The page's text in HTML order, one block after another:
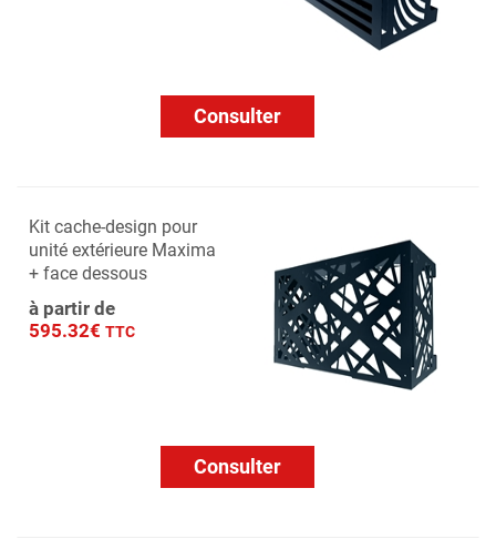
Consulter
Kit cache-design pour
unité extérieure Maxima
+ face dessous
à partir de
595.32€ TTC
Consulter